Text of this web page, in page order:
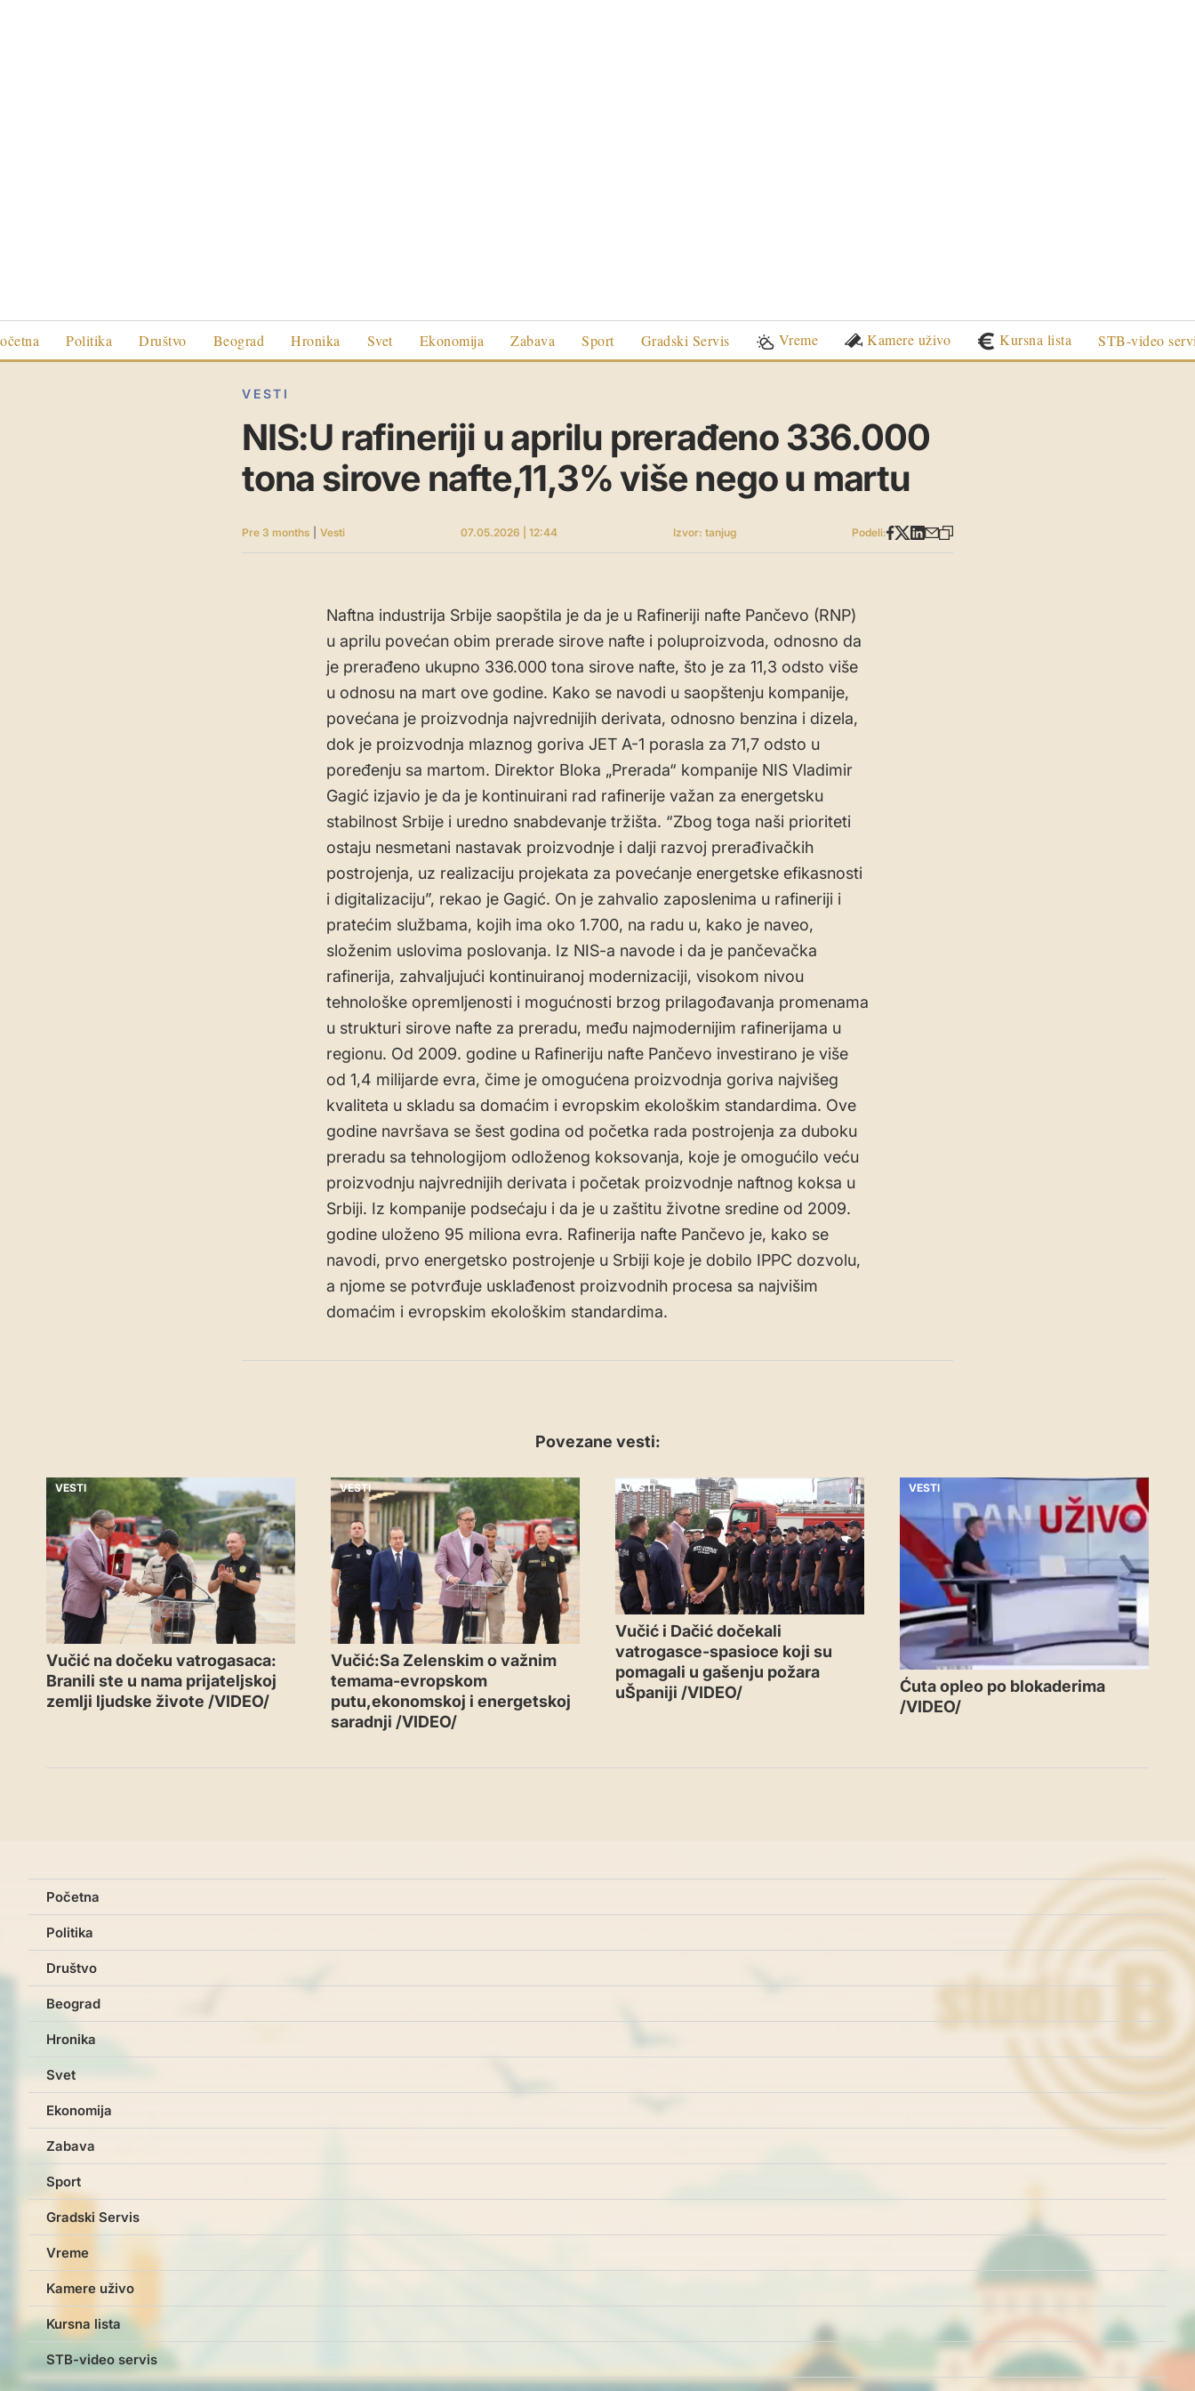
Politika Društvo Beograd Hronika Svet Ekonomija Zabava Sport Gradski Servis Vreme Kamere uživo Kursna lista STB-video
VESTI
NIS:U rafineriji u aprilu prerađeno 336.000
tona sirove nafte,11,3% više nego u martu
Pre 3 months Vesti 07.05.2026 | 12:44 Izvor: tanjug Podeli:
Naftna industrija Srbije saopštila je da je u Rafineriji nafte Pančevo (RNP)
u aprilu povećan obim prerade sirove nafte i poluproizvoda, odnosno da
je prerađeno ukupno 336.000 tona sirove nafte, što je za 11,3 odsto više
u odnosu na mart ove godine. Kako se navodi u saopštenju kompanije,
povećana je proizvodnja najvrednijih derivata, odnosno benzina i dizela,
dok je proizvodnja mlaznog goriva JET A-1 porasla za 71,7 odsto u
poređenju sa martom. Direktor Bloka „Prerada“ kompanije NIS Vladimir
Gagić izjavio je da je kontinuirani rad rafinerije važan za energetsku
stabilnost Srbije i uredno snabdevanje tržišta. “Zbog toga naši prioriteti
ostaju nesmetani nastavak proizvodnje i dalji razvoj prerađivačkih
postrojenja, uz realizaciju projekata za povećanje energetske efikasnosti
i digitalizaciju”, rekao je Gagić. On je zahvalio zaposlenima u rafineriji i
pratećim službama, kojih ima oko 1.700, na radu u, kako je naveo,
složenim uslovima poslovanja. Iz NIS-a navode i da je pančevačka
rafinerija, zahvaljujući kontinuiranoj modernizaciji, visokom nivou
tehnološke opremljenosti i mogućnosti brzog prilagođavanja promenama
u strukturi sirove nafte za preradu, među najmodernijim rafinerijama u
regionu. Od 2009. godine u Rafineriju nafte Pančevo investirano je više
od 1,4 milijarde evra, čime je omogućena proizvodnja goriva najvišeg
kvaliteta u skladu sa domaćim i evropskim ekološkim standardima. Ove
godine navršava se šest godina od početka rada postrojenja za duboku
preradu sa tehnologijom odloženog koksovanja, koje je omogućilo veću
proizvodnju najvrednijih derivata i početak proizvodnje naftnog koksa u
Srbiji. Iz kompanije podsećaju i da je u zaštitu životne sredine od 2009.
godine uloženo 95 miliona evra. Rafinerija nafte Pančevo je, kako se
navodi, prvo energetsko postrojenje u Srbiji koje je dobilo IPPC dozvolu,
a njome se potvrđuje usklađenost proizvodnih procesa sa najvišim
domaćim i evropskim ekološkim standardima.
Povezane vesti:
VESTI
Vučić na dočeku vatrogasaca:
Branili ste u nama prijateljskoj
zemlji ljudske živote /VIDEO/
VESTI
Vučić:Sa Zelenskim o važnim
temama-evropskom
putu,ekonomskoj i energetskoj
saradnji /VIDEO/
VESTI
Vučić i Dačić dočekali
vatrogasce-spasioce koji su
pomagali u gašenju požara
uŠpaniji /VIDEO/
VESTI
Ćuta opleo po blokaderima
/VIDEO/
Početna
Politika
Društvo
Beograd
Hronika
Svet
Ekonomija
Zabava
Sport
Gradski Servis
Vreme
Kamere uživo
Kursna lista
STB-video servis